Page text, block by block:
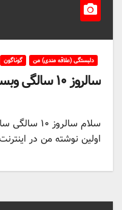
دلبستگی (علاقه مندی) من گوناگون
سالروز ۱۰ سالگی وبسایت
سلام
اولین نوشته من در